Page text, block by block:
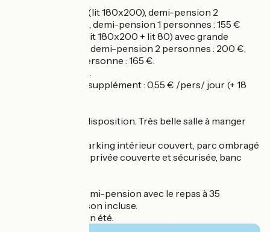
- Chambre Bleue (lit 180x200), demi-pension 2
personnes : 190 €, demi-pension 1 personnes : 155 €
- Chambre Parc (lit 180x200 + lit 80) avec grande
terrasse privative, demi-pension 2 personnes : 200 €,
demi-pension 1 personne : 165 €.
Boissons incluses.
Taxe de séjour en supplément : 0,55 € /pers/ jour (+ 18
Salon Louis XV à disposition. Très belle salle à manger
Table de qualité, parking intérieur couvert, parc ombragé
avec piscine d'été privée couverte et sécurisée, banc
Réservation en demi-pension avec le repas à 35
€/personne boisson incluse.
2 nuits minimum en été.